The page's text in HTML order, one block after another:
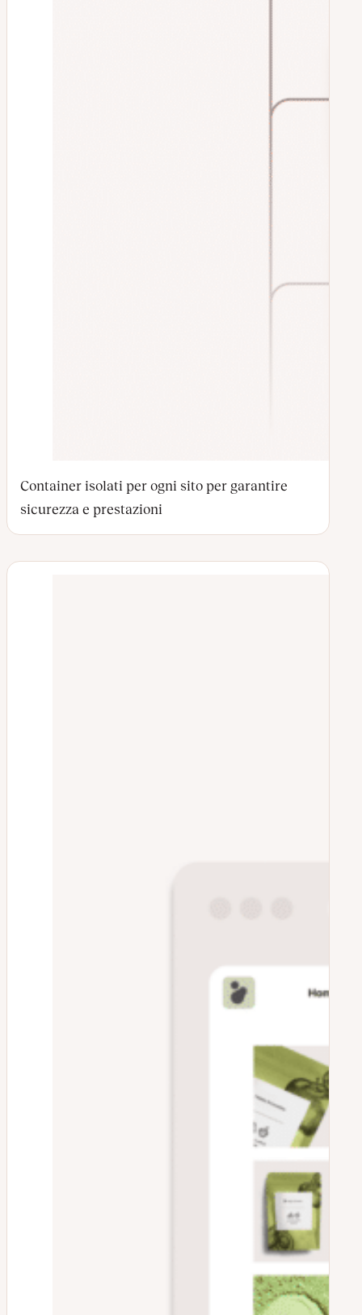
Container isolati per ogni sito per garantire
sicurezza e prestazioni